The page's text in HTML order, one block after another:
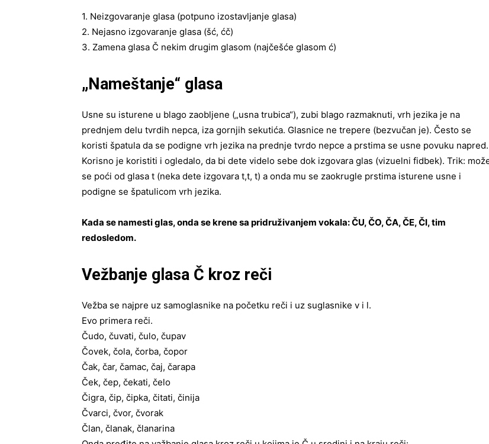
1. Neizgovaranje glasa (potpuno izostavljanje glasa)
2. Nejasno izgovaranje glasa (šć, ćč)
3. Zamena glasa Č nekim drugim glasom (najčešće glasom ć)
„Nameštanje“ glasa
Usne su isturene u blago zaobljene („usna trubica“), zubi blago razmaknuti, vrh jezika je na
prednjem delu tvrdih nepca, iza gornjih sekutića. Glasnice ne trepere (bezvučan je). Često se
koristi špatula da se podigne vrh jezika na prednje tvrdo nepce a prstima se usne povuku napred.
Korisno je koristiti i ogledalo, da bi dete videlo sebe dok izgovara glas (vizuelni fidbek). Trik:
se poći od glasa t (neka dete izgovara t,t, t) a onda mu se zaokrugle prstima isturene usne i
podigne se špatulicom vrh jezika.
Kada se namesti glas, onda se krene sa pridruživanjem vokala: ČU, ČO, ČA, ČE, ČI, tim
redosledom.
Vežbanje glasa Č kroz reči
Vežba se najpre uz samoglasnike na početku reči i uz suglasnike v i l.
Evo primera reči.
Čudo, čuvati, čulo, čupav
Čovek, čola, čorba, čopor
Čak, čar, čamac, čaj, čarapa
Ček, čep, čekati, čelo
Čigra, čip, čipka, čitati, činija
Čvarci, čvor, čvorak
Član, članak, članarina